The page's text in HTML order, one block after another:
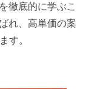
徹底的に学ぶこ
れ、高単価の案
す。